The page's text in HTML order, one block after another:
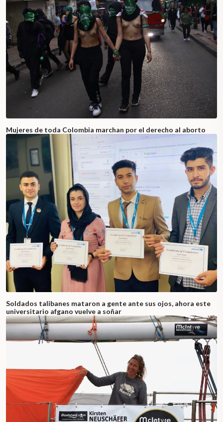
Mujeres de toda Colombia marchan por el derecho al aborto
Soldados talibanes mataron a gente ante sus ojos, ahora este
universitario afgano vuelve a soñar